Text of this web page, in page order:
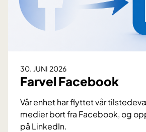
30. JUNI 2026
Farvel Facebook
Vår enhet har flyttet vår
medier bort fra Facebook, og
på LinkedIn.